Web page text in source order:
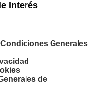
Interés
Generales
de